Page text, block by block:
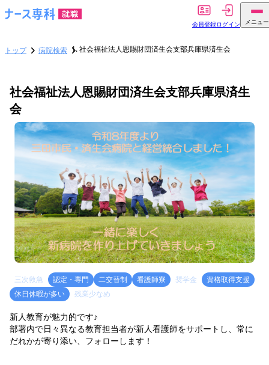
会員登録ログイン メニュー
トップ 病院検索 社会福祉法人恩賜財団済生会支部兵庫県済生会
社会福祉法人恩賜財団済生会支部兵庫県済生
会
三次救急 認定・専門 二交替制 看護師寮 奨学金
資格取得支援
休日休暇が多い
残業少なめ
新人教育が魅力的です♪
部署内で日々異なる教育担当者が新人看護師をサポートし、常に
だれかが寄り添い、フォローします！